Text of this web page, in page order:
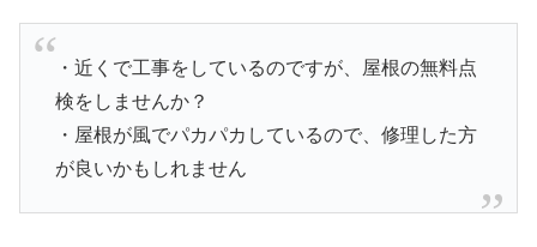
・近くで工事をしているのですが、屋根の無料点
検をしませんか？
・屋根が風でパカパカしているので、修理した方
が良いかもしれません